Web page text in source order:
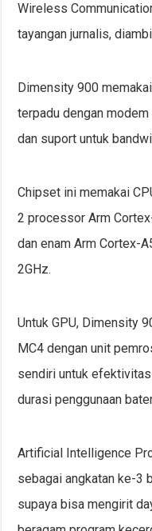
Wireless
tayangan jurnalis,
Dimensity 900
terpadu dengan
dan suport untuk
Chipset ini memakai
2 processor Arm
dan enam Arm Cortex-
2GHz.
Untuk GPU, Dimensity
MC4 dengan unit
sendiri untuk
durasi penggunaan
Artificial Intelligence
sebagai angkatan ke-3
supaya bisa mengirit